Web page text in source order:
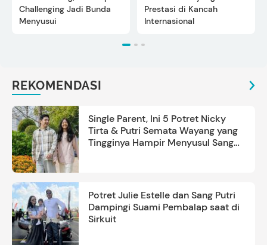
Challenging Jadi Bunda
Menyusui
Prestasi di Kancah
Internasional
REKOMENDASI
Single Parent, Ini 5 Potret Nicky
Tirta & Putri Semata Wayang yang
Tingginya Hampir Menyusul Sang
Potret Julie Estelle dan Sang Putri
Dampingi Suami Pembalap saat di
Sirkuit